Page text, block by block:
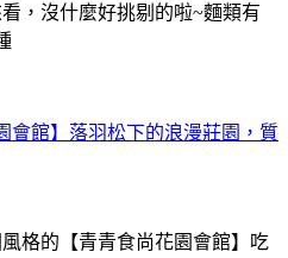
，沒什麼好挑剔的啦~麵類有
會館】落羽松下的浪漫莊園，質
格的【青青食尚花園會館】吃